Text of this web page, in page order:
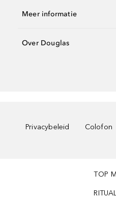
Meer informatie
Over Douglas
Privacybeleid Colofon
TOP